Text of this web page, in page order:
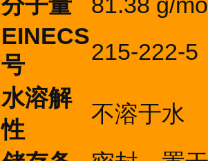
EINECS
号
215-222-5
水溶解
性
不溶于水